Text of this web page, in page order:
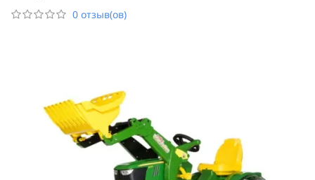
0 отзыв(ов)